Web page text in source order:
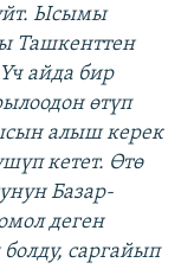
Ысымы
Ташкенттен
айда бир
өтүп
алыш керек
кетет. Өтө
Базар-
деген
саргайып